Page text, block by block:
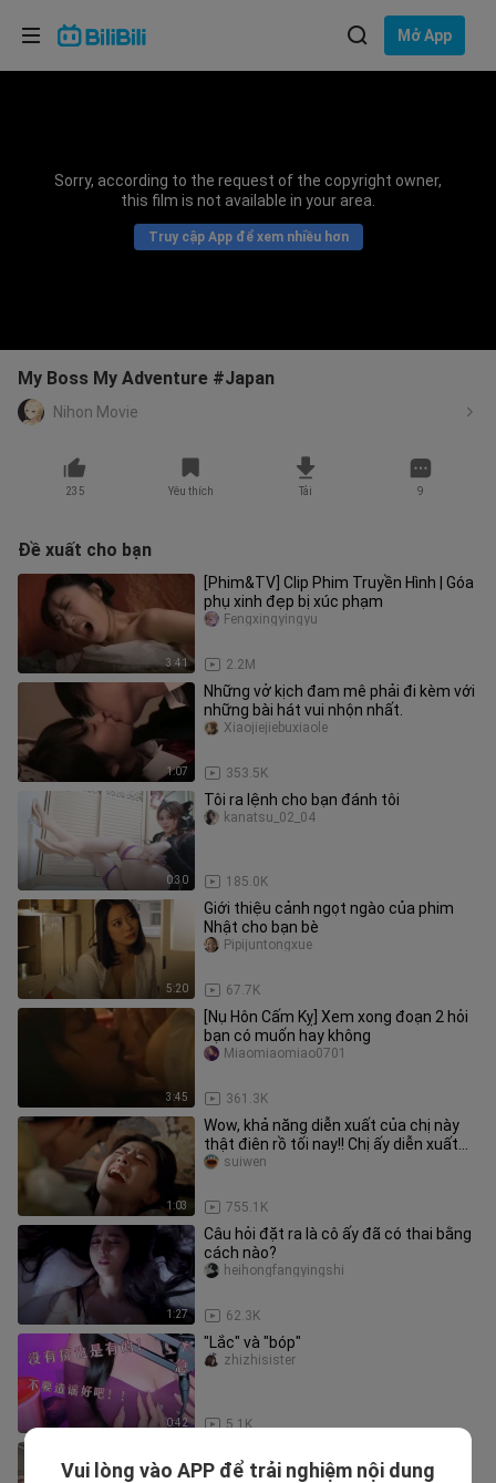
Mở App
Sorry, according to the request of the copyright owner,
this film is not available in your area.
Truy cập App để xem nhiều hơn
My Boss My Adventure #Japan
Nihon Movie
235 Yêu thích Tải 9
Đề xuất cho bạn
3:41
[Phim&TV] Clip Phim Truyền Hình | Góa
phụ xinh đẹp bị xúc phạm
2.2M
Fengxingyingyu
1:07
Những vở kịch đam mê phải đi kèm với
những bài hát vui nhộn nhất.
353.5K
Xiaojiejiebuxiaole
0:30
Tôi ra lệnh cho bạn đánh tôi
185.0K
kanatsu_02_04
5:20
Giới thiệu cảnh ngọt ngào của phim
Nhật cho bạn bè
67.7K
Pipijuntongxue
3:45
[Nụ Hôn Cấm Kỵ] Xem xong đoạn 2 hỏi
bạn có muốn hay không
361.3K
Miaomiaomiao0701
1:03
Wow, khả năng diễn xuất của chị này
thật điên rồ tối nay!! Chị ấy diễn xuất
tuyệt đỉnh!! Một cảnh kh
755.1K
suiwen
1:27
Câu hỏi đặt ra là cô ấy đã có thai bằng
cách nào?
62.3K
heihongfangyingshi
0:42
"Lắc" và "bóp"
5.1K
zhizhisister
ở Nhật, xem xong mà thấy chua xót
Vui lòng vào APP để trải nghiệm nội dung
Lựa chọn ngôn ngữ
Bahasa Indonesia